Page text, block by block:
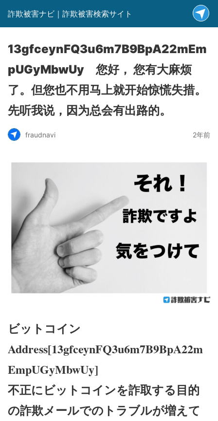
詐欺被害ナビ｜詐欺被害検索サイト
13gfceynFQ3u6m7B9BpA22mEm
pUGyMbwUy 您好， 您有大麻烦
了。但您也不用马上就开始惊慌失措。
先听我说，因为总会有出路的。
fraudnavi 2年前
ビットコイン
Address[13gfceynFQ3u6m7B9BpA22m
EmpUGyMbwUy]
不正にビットコインを詐取する目的
の詐欺メールでのトラブルが増えて